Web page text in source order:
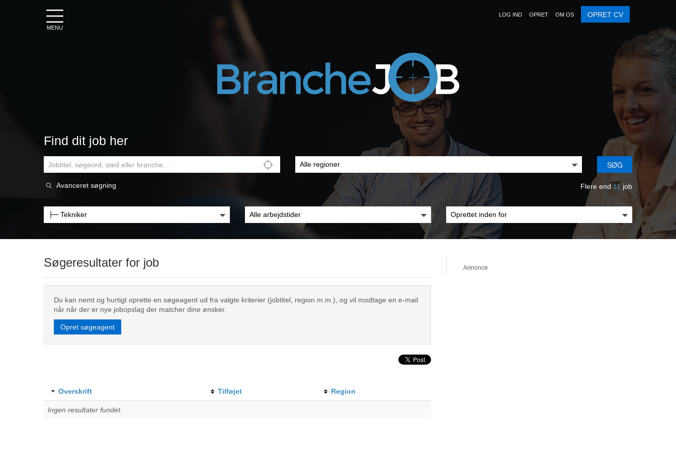
MENU
LOG IND OPRET OM OS OPRET CV
Find dit job her
SØG
Avanceret søgning Flere end 11 job
Søgeresultater for job
Du kan nemt og hurtigt oprette en søgeagent ud fra valgte kriterier (jobtitel, region m.m.), og vil modtage en e-mail
når når der er nye jobopslag der matcher dine ønsker.
Opret søgeagent
Overskrift Tilføjet Region
Ingen resultater fundet.
Annonce